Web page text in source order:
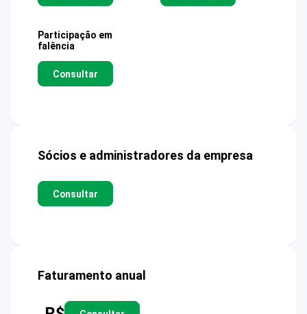
Participação em
falência
Consultar
Sócios e administradores da empresa
Consultar
Faturamento anual